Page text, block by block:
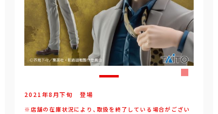
2021年8 月下旬 登場
※店舗の在庫状況により、取扱を終了している場合がござい